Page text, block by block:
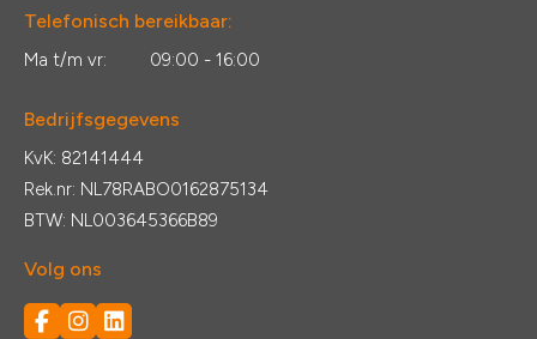
Telefonisch bereikbaar:
Ma t/m vr: 09:00 - 16:00
Bedrijfsgegevens
KvK: 82141444
Rek.nr: NL78RABO0162875134
BTW: NL003645366B89
Volg ons